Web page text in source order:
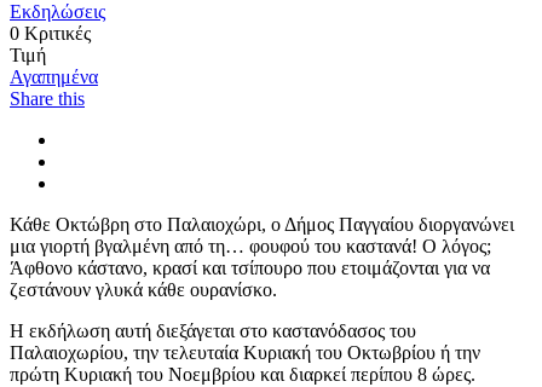
Εκδηλώσεις
0 Κριτικές
Τιμή
Αγαπημένα
Share this
Κάθε Οκτώβρη στο Παλαιοχώρι, ο Δήμος Παγγαίου διοργανώνει
μια γιορτή βγαλμένη από τη… φουφού του καστανά! Ο λόγος;
Άφθονο κάστανο, κρασί και τσίπουρο που ετοιμάζονται για να
ζεστάνουν γλυκά κάθε ουρανίσκο.
Η εκδήλωση αυτή διεξάγεται στο καστανόδασος του
Παλαιοχωρίου, την τελευταία Κυριακή του Οκτωβρίου ή την
πρώτη Κυριακή του Νοεμβρίου και διαρκεί περίπου 8 ώρες.